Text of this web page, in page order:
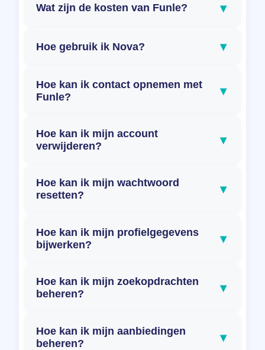
Wat zijn de kosten van Funle? ▾
Hoe gebruik ik Nova? ▾
Hoe kan ik contact opnemen met
Funle?
▾
Hoe kan ik mijn account
verwijderen?
▾
Hoe kan ik mijn wachtwoord
resetten?
▾
Hoe kan ik mijn profielgegevens
bijwerken?
▾
Hoe kan ik mijn zoekopdrachten
beheren?
▾
Hoe kan ik mijn aanbiedingen
beheren?
▾